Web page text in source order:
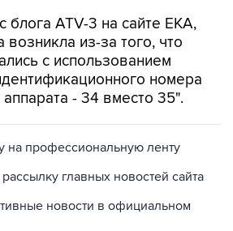
ATV-3 на сайте ЕКА,
из-за того, что
с использованием
номера
- 34 вместо 35".
на профессиональную ленту
главных новостей сайта
новости в официальном